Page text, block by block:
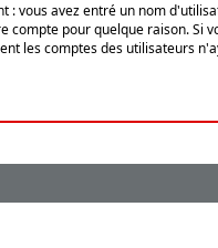
: vous avez entré un nom
pour quelque raison. Si
les comptes des utilisateurs